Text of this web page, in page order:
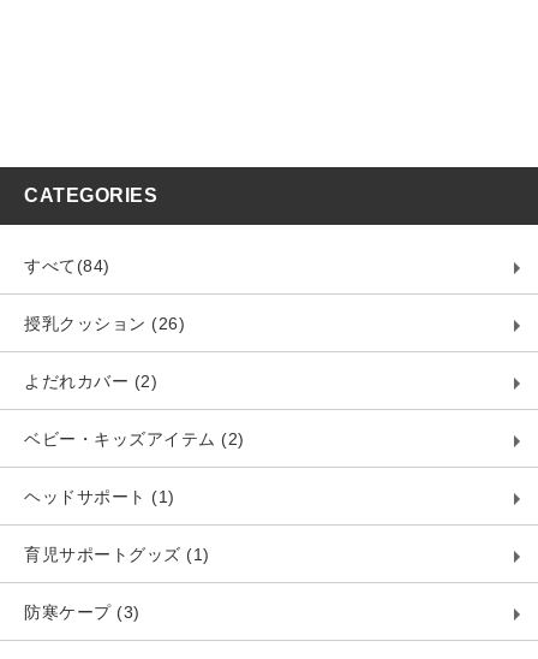
CATEGORIES
すべて(84)
授乳クッション (26)
よだれカバー (2)
ベビー・キッズアイテム (2)
ヘッドサポート (1)
育児サポートグッズ (1)
防寒ケープ (3)